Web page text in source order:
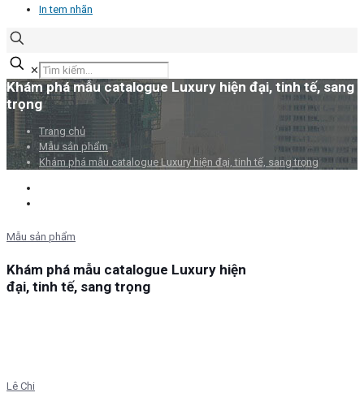
In tem nhãn
✕
Khám phá mẫu catalogue Luxury hiện đại, tinh tế, sang
trọng
Trang chủ
Mẫu sản phẩm
Khám phá mẫu catalogue Luxury hiện đại, tinh tế, sang trọng
Mẫu sản phẩm
Khám phá mẫu catalogue Luxury hiện
đại, tinh tế, sang trọng
Lê Chi